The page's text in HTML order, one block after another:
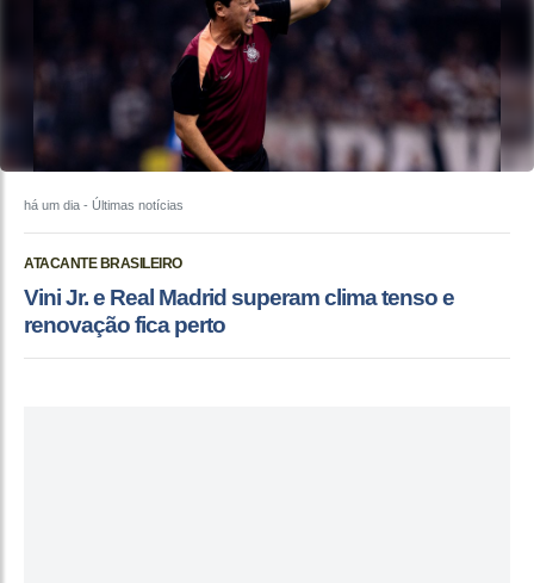
há um dia - Últimas notícias
ATACANTE BRASILEIRO
Vini Jr. e Real Madrid superam clima tenso e
renovação fica perto